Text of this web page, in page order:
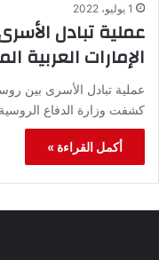
1 يوليو، 2022
عملية تبادل
الإمارات العربية
عملية تبادل الأسرى بين
كشفت وزارة الدفاع الروسية، أنها
أكمل القراءة »